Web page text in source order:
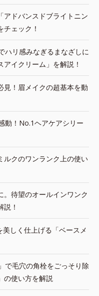
アドバンスドブライトニン
ェック！
ハリ感みなぎるまなざしに
イクリーム」を解説！
見！眉メイクの超基本を動
動！No.1ヘアケアシリー
ルクのワンランク上の使い
。待望のオールインワンク
！
美しく仕上げる「ベースメ
で毛穴の角栓をごっそり除
の使い方を解説